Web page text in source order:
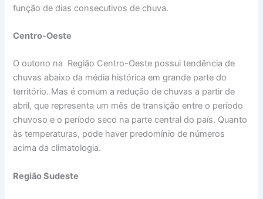
função de dias consecutivos de chuva.
Centro-Oeste
O outono na Região Centro-Oeste possui tendência de
chuvas abaixo da média histórica em grande parte do
território. Mas é comum a redução de chuvas a partir de
abril, que representa um mês de transição entre o período
chuvoso e o período seco na parte central do país. Quanto
às temperaturas, pode haver predomínio de números
acima da climatologia.
Região Sudeste